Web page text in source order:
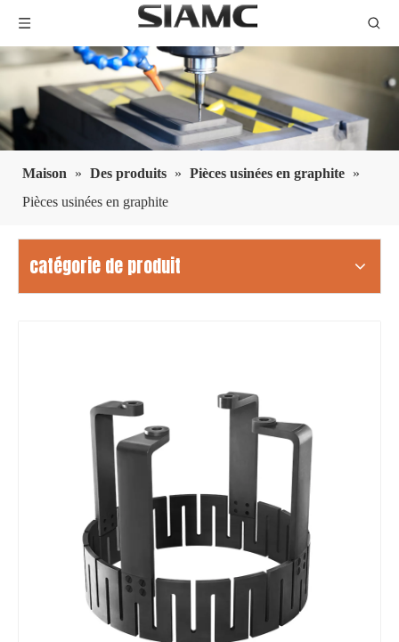
Maison » Des produits » Pièces usinées en graphite »
Pièces usinées en graphite
catégorie de produit